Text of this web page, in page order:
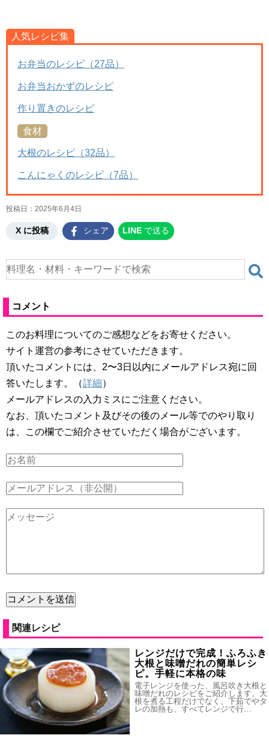
人気レシピ集
お弁当のレシピ（27品）
お弁当おかずのレシピ
作り置きのレシピ
食材
大根のレシピ（32品）
こんにゃくのレシピ（7品）
投稿日： 2025年6月4日
X に投稿 シェア LINE で送る
コメント
このお料理についてのご感想などをお寄せください。
サイト運営の参考にさせていただきます。
頂いたコメントには、2〜3日以内にメールアドレス宛に回
答いたします。（詳細）
メールアドレスの入力ミスにご注意ください。
なお、頂いたコメント及びその後のメール等でのやり取り
は、この欄でご紹介させていただく場合がございます。
関連レシピ
レンジだけで完成！ふろふき
大根と味噌だれの簡単レシ
ピ。手軽に本格の味
電子レンジを使った、風呂吹き大根と
味噌だれのレシピをご紹介します。大
根を煮る工程だけでなく、下茹でやタ
レの加熱も、すべてレンジで行…